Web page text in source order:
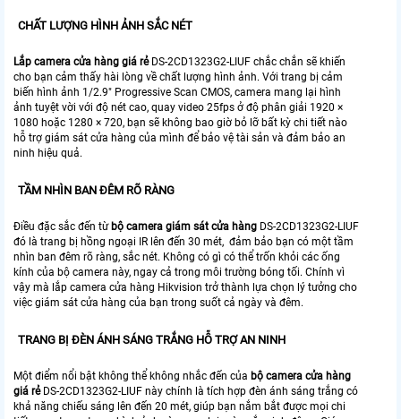
CHẤT LƯỢNG HÌNH ẢNH SẮC NÉT
Lắp camera cửa hàng giá rẻDS-2CD1323G2-LIUF chắc chắn sẽ khiến
cho bạn cảm thấy hài lòng về chất lượng hình ảnh. Với trang bị cảm
biến hình ảnh 1/2.9" Progressive Scan CMOS, camera mang lại hình
ảnh tuyệt vời với độ nét cao, quay video 25fps ở độ phân giải 1920 ×
1080 hoặc 1280 × 720, bạn sẽ không bao giờ bỏ lỡ bất kỳ chi tiết nào
hỗ trợ giám sát cửa hàng của mình để bảo vệ tài sản và đảm bảo an
ninh hiệu quả.
TẦM NHÌN BAN ĐÊM RÕ RÀNG
Điều đặc sắc đến từ bộ camera giám sát cửa hàng DS-2CD1323G2-LIUF
đó là trang bị hồng ngoại IR lên đến 30 mét, đảm bảo bạn có một tầm
nhìn ban đêm rõ ràng, sắc nét. Không có gì có thể trốn khỏi các ống
kính của bộ camera này, ngay cả trong môi trường bóng tối. Chính vì
vậy mà lắp camera cửa hàng Hikvision trở thành lựa chọn lý tưởng cho
việc giám sát cửa hàng của bạn trong suốt cả ngày và đêm.
TRANG BỊ ĐÈN ÁNH SÁNG TRẮNG HỖ TRỢ AN NINH
Một điểm nổi bật không thể không nhắc đến của bộ camera cửa hàng
giá rẻDS-2CD1323G2-LIUF này chính là tích hợp đèn ánh sáng trắng có
khả năng chiếu sáng lên đến 20 mét, giúp bạn nắm bắt được mọi chi